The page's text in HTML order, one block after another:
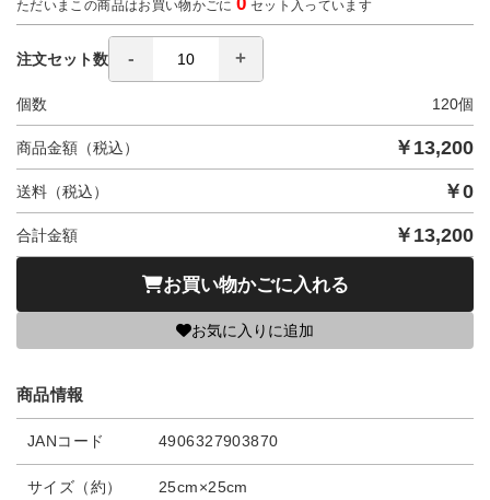
ただいまこの商品はお買い物かごに セット入っています
注文セット数
個数 120個
商品金額（税込） ￥ 13,200
送料（税込） ￥0
合計金額 ￥ 13,200
お買い物かごに入れる
お気に入りに追加
商品情報
JANコード 4906327903870
サイズ（約） 25cm×25cm